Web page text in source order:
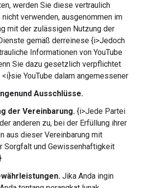
werden Sie diese vertraulich
verwenden, ausgenommen im
mit der zulässigen Nutzung der
gemäß derreinese {i>Jedoch
Informationen von YouTube
Sie dazu gesetzlich verpflichtet
YouTube dalam angemessener
Ausschlüsse.
der Vereinbarung. {i>Jede Partei
anderen zu, bei der Erfüllung ihrer
aus dieser Vereinbarung mit
Sorgfalt und Gewissenhaftigkeit
Jika Anda ingin